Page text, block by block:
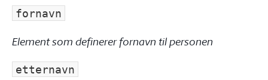
fornavn
Element som definerer fornavn til personen
etternavn